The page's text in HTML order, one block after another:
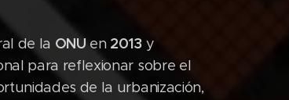
de la ONUen 2013 y
para reflexionar sobre el
de la urbanización,